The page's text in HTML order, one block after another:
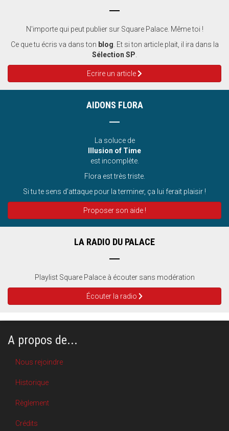
N'importe qui peut publier sur Square Palace. Même toi !
Ce que tu écris va dans ton blog. Et si ton article plait, il ira dans la
Sélection SP.
Ecrire un article
AIDONS FLORA
La soluce de
Illusion of Time
est incomplète.
Flora est très triste.
Si tu te sens d’attaque pour la terminer, ça lui ferait plaisir !
Proposer son aide !
LA RADIO DU PALACE
Playlist Square Palace à écouter sans modération
Écouter la radio
A propos de...
Nous rejoindre
Historique
Règlement
Crédits